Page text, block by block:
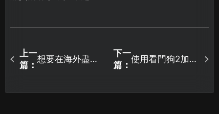
上一
篇：
想要在海外盡情
器，網路優化完
下一
篇：
使用看門狗2加速